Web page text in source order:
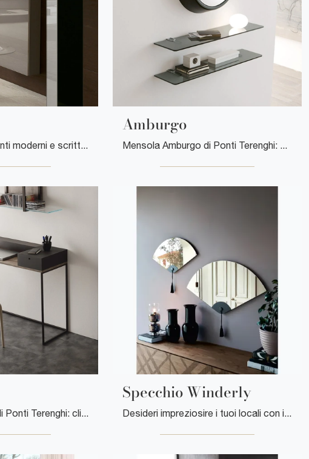
Se vuoi Complementi moderni e scrittoi in vetro scopri di più sul modello Hide dell'azienda Ponti Terenghi.
Amburgo
Mensola Amburgo di Ponti Terenghi: clicca e ottieni informazioni sui Complementi e mensole moderni in vetro del noto e rinomato marchio!
Scrittoio Gamma di Ponti Terenghi: clicca e ottieni informazioni sui Complementi e scrittoi moderni in melaminico del noto e conosciuto brand!
Specchio Winderly
Desideri impreziosire i tuoi locali con i Complementi Tonin Casa? Ecco qui diversi modelli di specchi senza cornice come Specchio Winderly.